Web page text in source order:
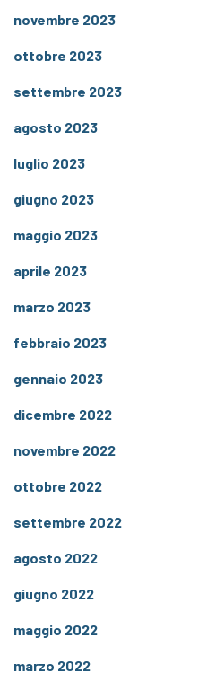
novembre 2023
ottobre 2023
settembre 2023
agosto 2023
luglio 2023
giugno 2023
maggio 2023
aprile 2023
marzo 2023
febbraio 2023
gennaio 2023
dicembre 2022
novembre 2022
ottobre 2022
settembre 2022
agosto 2022
giugno 2022
maggio 2022
marzo 2022